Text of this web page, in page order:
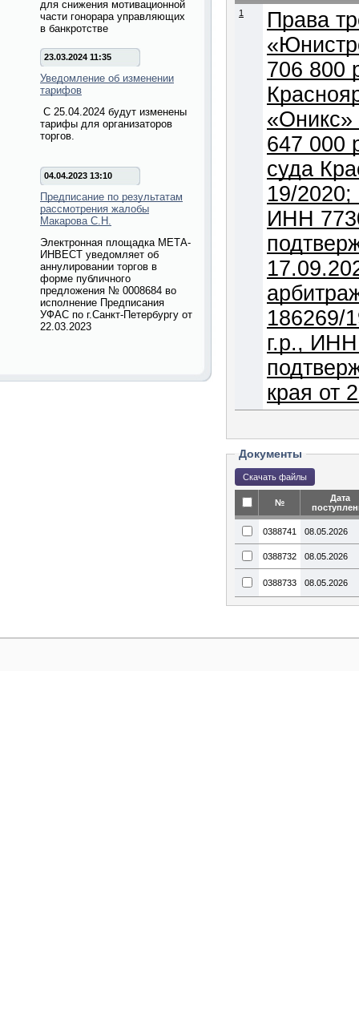
для снижения мотивационной
части гонорара управляющих
в банкротстве
23.03.2024 11:35
Уведомление об изменении
тарифов
С 25.04.2024 будут изменены
тарифы для организаторов
торгов.
04.04.2023 13:10
Предписание по результатам
рассмотрения жалобы
Макарова С.Н.
Электронная площадка МЕТА-
ИНВЕСТ уведомляет об
аннулировании торгов в
форме публичного
предложения № 0008684 во
исполнение Предписания
УФАС по г.Санкт-Петербургу от
22.03.2023
1
Права
706 800
647 000
суда
19/
ИНН
186269/
г.р.,
края от
Документы
№
Дата
0388741 08.05.2026
0388732 08.05.2026
0388733 08.05.2026